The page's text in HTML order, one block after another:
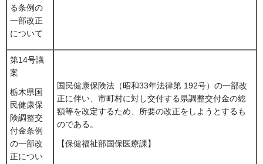
る条例の
一部改正
について
第14号議
案
栃木県国
民健康保
険調整交
付金条例
の一部改
正につい
国民健康保険法（昭和33年法律第 192号）の一部改
正に伴い、市町村に対し交付する県調整交付金の総
額等を改定するため、所要の改正をしようとするも
のである。
【保健福祉部国保医療課】